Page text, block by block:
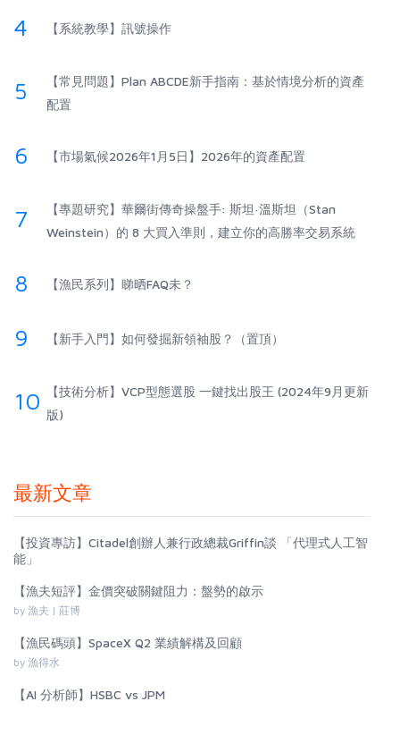
4 【系統教學】訊號操作
5
【常見問題】Plan ABCDE新手指南：基於情境分析的資產
配置
6 【市場氣候2026年1月5日】2026年的資產配置
7
【專題研究】華爾街傳奇操盤手: 斯坦·溫斯坦（Stan
Weinstein）的 8 大買入準則，建立你的高勝率交易系統
8 【漁民系列】睇晒FAQ未？
9 【新手入門】如何發掘新領袖股？（置頂）
10
【技術分析】VCP型態選股 一鍵找出股王 (2024年9月更新
版)
最新文章
【投資專訪】Citadel創辦人兼行政總裁Griffin談 「代理式人工智
能」
【漁夫短評】金價突破關鍵阻力：盤勢的啟示
by 漁夫 | 莊博
【漁民碼頭】SpaceX Q2 業績解構及回顧
by 漁得水
【AI 分析師】HSBC vs JPM